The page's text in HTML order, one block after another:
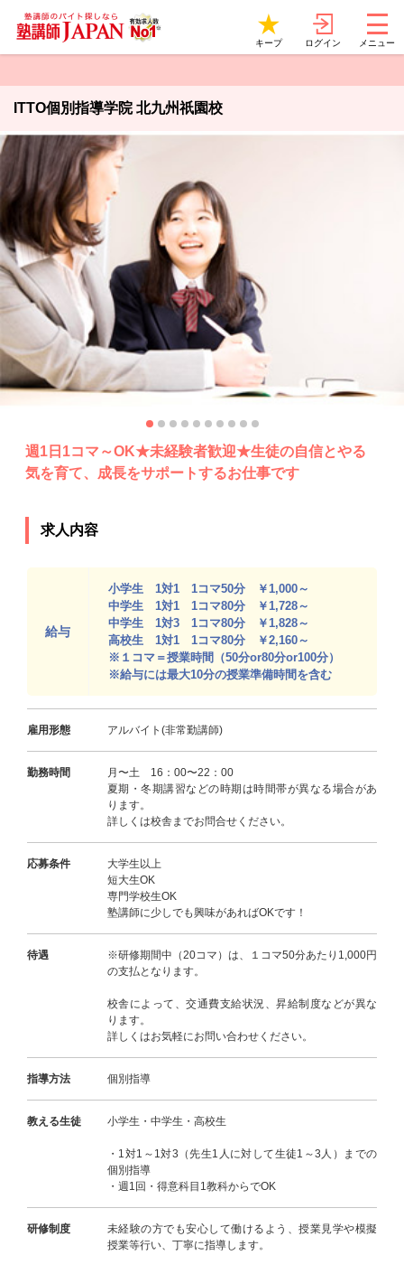
キープ ログイン メニュー
ITTO個別指導学院 北九州祇園校
週1日1コマ～OK★未経験者歓迎★生徒の自信とやる
気を育て、成長をサポートするお仕事です
求人内容
給与
小学生 1対1 1コマ50分 ￥1,000～
中学生 1対1 1コマ80分 ￥1,728～
中学生 1対3 1コマ80分 ￥1,828～
高校生 1対1 1コマ80分 ￥2,160～
※１コマ＝授業時間（50分or80分or100分）
※給与には最大10分の授業準備時間を含む
雇用形態 アルバイト(非常勤講師)
勤務時間
月〜土 16：00〜22：00
夏期・冬期講習などの時期は時間帯が異なる場合があ
ります。
詳しくは校舎までお問合せください。
応募条件
大学生以上
短大生OK
専門学校生OK
塾講師に少しでも興味があればOKです！
待遇
※研修期間中（20コマ）は、１コマ50分あたり1,000円
の支払となります。
校舎によって、交通費支給状況、昇給制度などが異な
ります。
詳しくはお気軽にお問い合わせください。
指導方法 個別指導
教える生徒 小学生・中学生・高校生
・1対1～1対3（先生1人に対して生徒1～3人）までの
個別指導
・週1回・得意科目1教科からでOK
研修制度
未経験の方でも安心して働けるよう、授業見学や模擬
授業等行い、丁寧に指導します。